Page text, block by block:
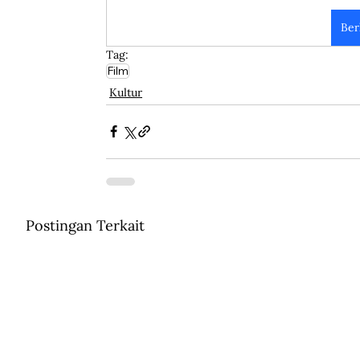
Tag:
Film
Kultur
Postingan Terkait